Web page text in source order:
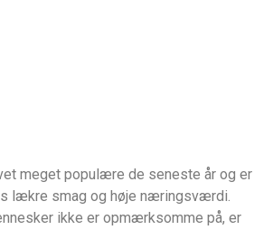
meget populære de seneste år og er
lækre smag og høje næringsværdi.
ikke er opmærksomme på, er